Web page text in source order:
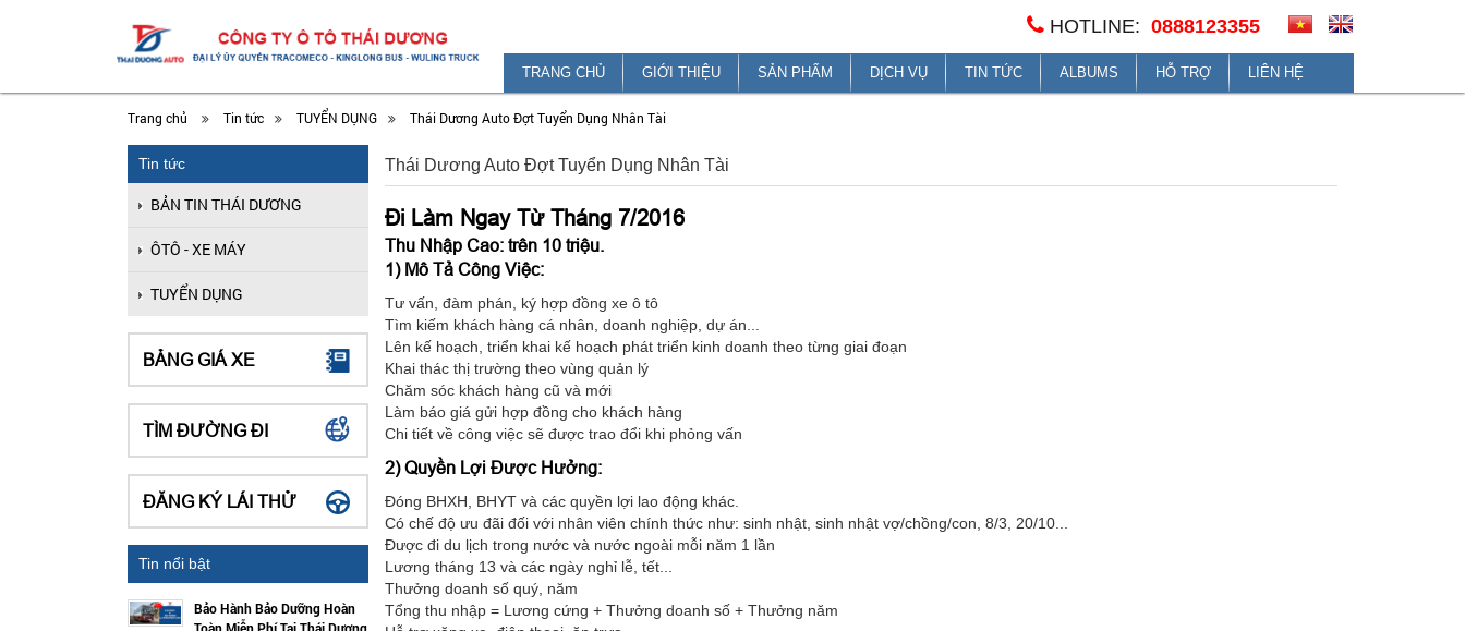
HOTLINE: 0888123355
TRANG CHỦ GIỚI THIỆU SẢN PHẨM DỊCH VỤ TIN TỨC ALBUMS HỖ TRỢ LIÊN HỆ
Trang chủ Tin tức TUYỂN DỤNG Thái Dương Auto Đợt Tuyển Dụng Nhân Tài
Tin tức
BẢN TIN THÁI DƯƠNG
ÔTÔ - XE MÁY
TUYỂN DỤNG
BẢNG GIÁ XE
TÌM ĐƯỜNG ĐI
ĐĂNG KÝ LÁI THỬ
Tin nổi bật
Bảo Hành Bảo Dưỡng Hoàn
Thái Dương Auto Đợt Tuyển Dụng Nhân Tài
Đi Làm Ngay Từ Tháng 7/2016
Thu Nhập Cao: trên 10 triệu.
1) Mô Tả Công Việc:
Tư vấn, đàm phán, ký hợp đồng xe ô tô
Tìm kiếm khách hàng cá nhân, doanh nghiệp, dự án...
Lên kế hoạch, triển khai kế hoạch phát triển kinh doanh theo từng giai đoạn
Khai thác thị trường theo vùng quản lý
Chăm sóc khách hàng cũ và mới
Làm báo giá gửi hợp đồng cho khách hàng
Chi tiết về công việc sẽ được trao đổi khi phỏng vấn
2) Quyền Lợi Được Hưởng:
Đóng BHXH, BHYT và các quyền lợi lao động khác.
Có chế độ ưu đãi đối với nhân viên chính thức như: sinh nhật, sinh nhật vợ/chồng/con, 8/3, 20/10...
Được đi du lịch trong nước và nước ngoài mỗi năm 1 lần
Lương tháng 13 và các ngày nghỉ lễ, tết...
Thưởng doanh số quý, năm
Tổng thu nhập = Lương cứng + Thưởng doanh số + Thưởng năm